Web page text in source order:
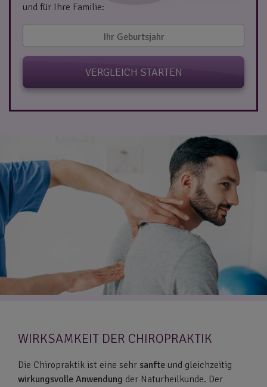
und für Ihre Familie:
VERGLEICH STARTEN
WIRKSAMKEIT DER CHIROPRAKTIK
Die Chiropraktik ist eine sehr sanfte und gleichzeitig
wirkungsvolle Anwendung der Naturheilkunde. Der